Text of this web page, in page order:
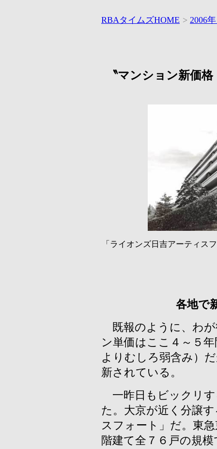
RBAタイムズHOME > 2006
〝マンション新価
「ライオンズ日吉アーティス
各地で
既報のように、わが
ン単価はここ４～５
よりむしろ弱含み）
新されている。
一昨日もビックリ
た。大京が近く分譲
スフォート」だ。東
階建て全７６戸の規